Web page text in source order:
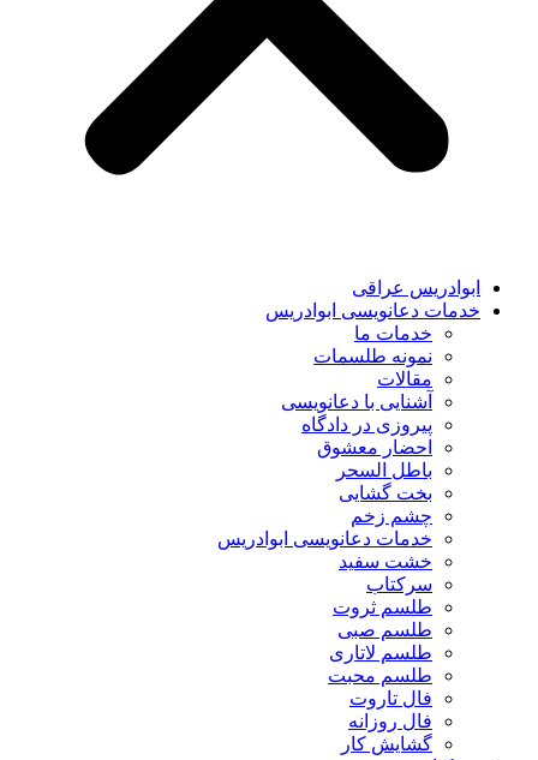
ابوادریس عراقی
خدمات دعانویسی ابوادریس
خدمات ما
نمونه طلسمات
مقالات
آشنایی با دعانویسی
پیروزی در دادگاه
احضار معشوق
باطل السحر
بخت گشایی
چشم زخم
خدمات دعانویسی ابوادریس
خشت سفید
سرکتاب
طلسم ثروت
طلسم صبی
طلسم لاتاری
طلسم محبت
فال تاروت
فال روزانه
گشایش کار